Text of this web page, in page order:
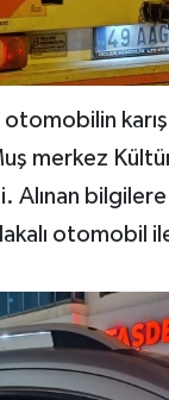
merkez
otomobil